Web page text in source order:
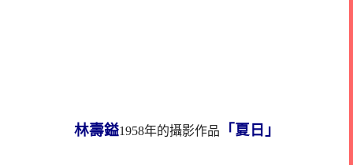
林壽鎰1958年的攝影作品 「夏日」